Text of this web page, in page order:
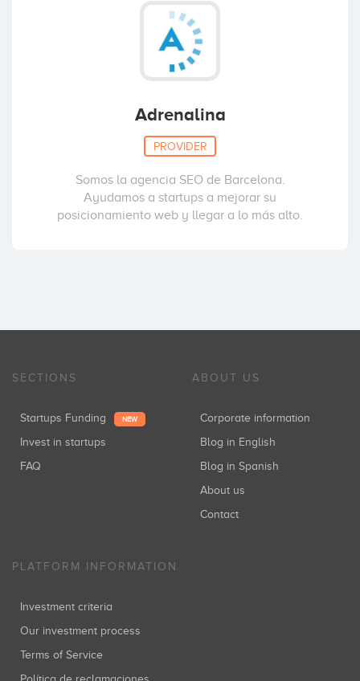
Adrenalina
PROVIDER
Somos la agencia SEO de Barcelona.
Ayudamos a startups a mejorar su
posicionamiento web y llegar a lo más alto.
SECTIONS
Startups Funding NEW
Invest in startups
FAQ
ABOUT US
Corporate information
Blog in English
Blog in Spanish
About us
Contact
PLATFORM INFORMATION
Investment criteria
Our investment process
Terms of Service